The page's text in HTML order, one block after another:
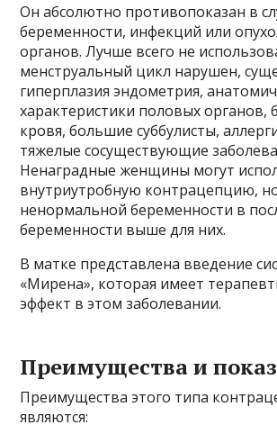
Он абсолютно противопоказан в
беременности, инфекций или
органов. Лучше всего не
менструальный цикл нарушен,
гиперплазия эндометрия,
характеристики половых органов,
кровя, большие суббулисты,
тяжелые сосуществующие
Ненаградные женщины могут
внутриутробную контрацепцию,
ненормальной беременности в
беременности выше для них.
В матке представлена ​​введение
«Мирена», которая имеет
эффект в этом заболевании.
Преимущества и
Преимущества этого типа
являются: